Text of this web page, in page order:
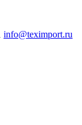
info@teximport.ru